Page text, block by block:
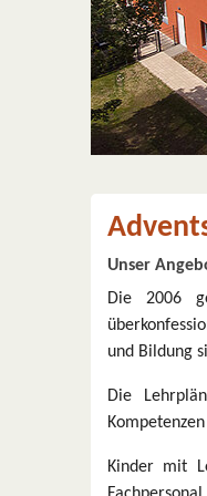
Unser
Die 2006
und Bildung
Die
Kinder mit